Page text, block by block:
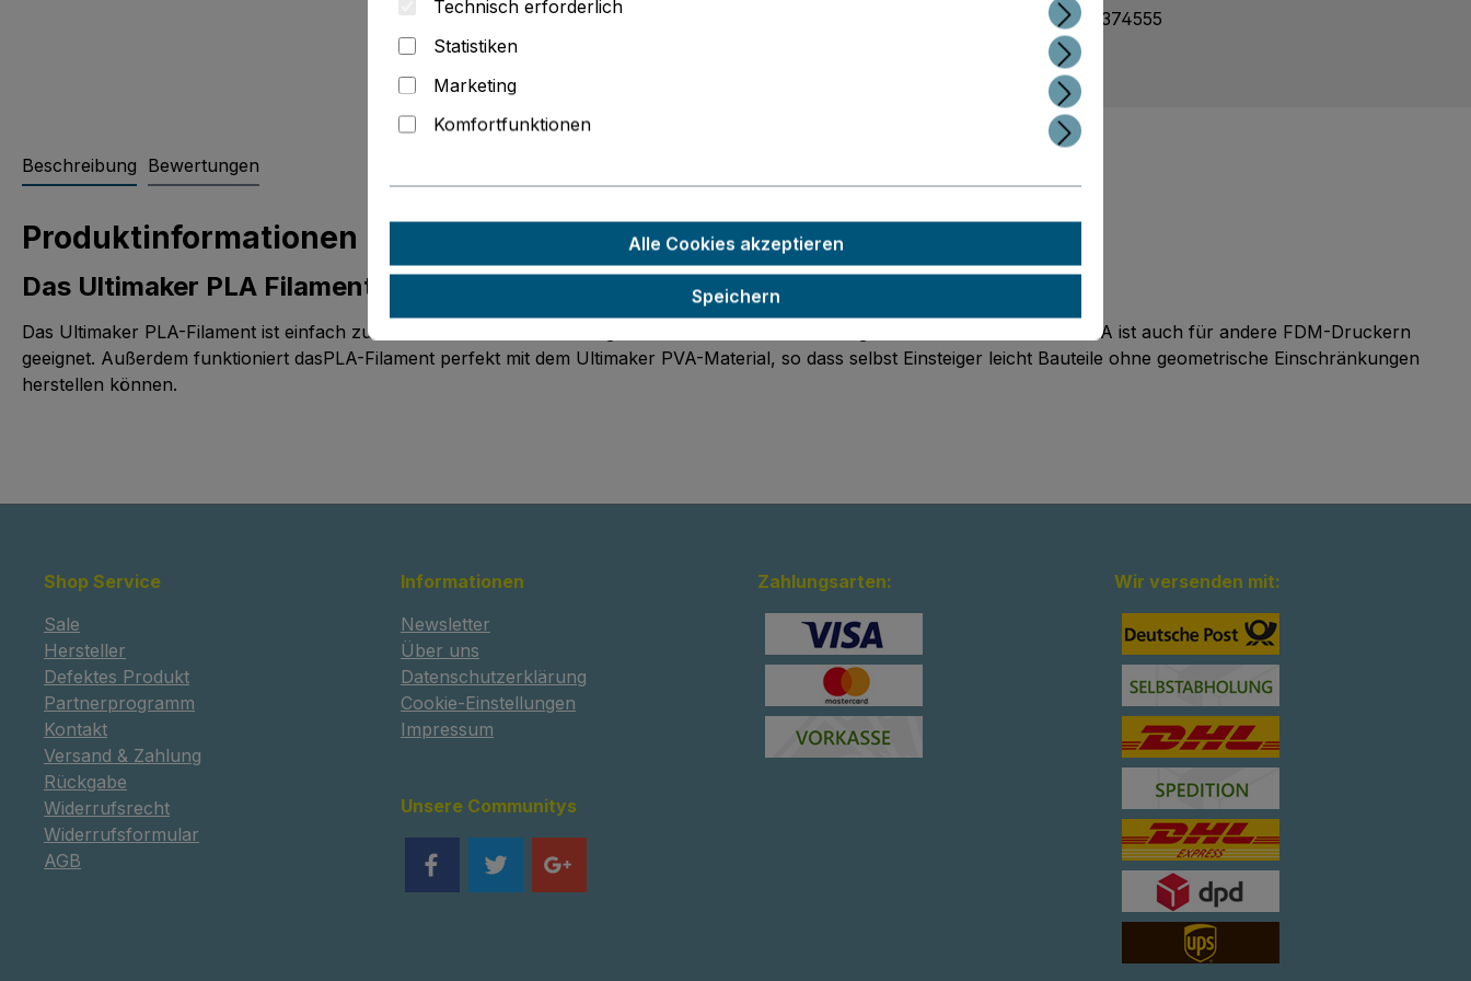
8718836374555
PDF Angebot erstellen
PDF Angebot erstellen
Beschreibung Bewertungen
Produktinformationen "Ultimaker PLA schwarz"
Das Ultimaker PLA Filament
Das Ultimaker PLA-Filament ist einfach zu drucken und wird aus biologisch abbaubaren Rohstoffen gewonnen. Das Ultimaker PLA ist auch für andere FDM-Druckern
geeignet. Außerdem funktioniert dasPLA-Filament perfekt mit dem Ultimaker PVA-Material, so dass selbst Einsteiger leicht Bauteile ohne geometrische Einschränkungen
herstellen können.
Shop Service
Sale
Hersteller
Defektes Produkt
Partnerprogramm
Kontakt
Versand & Zahlung
Rückgabe
Widerrufsrecht
Widerrufsformular
AGB
Informationen
Newsletter
Über uns
Datenschutzerklärung
Cookie-Einstellungen
Impressum
Unsere Communitys
Zahlungsarten: Wir versenden mit:
Technisch erforderlich
Statistiken
Marketing
Komfortfunktionen
Alle Cookies akzeptieren
Speichern